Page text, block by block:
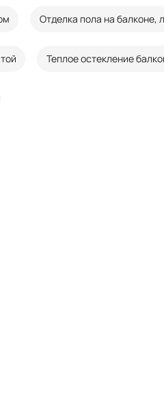
Отделка пола на балконе,
Теплое остекление